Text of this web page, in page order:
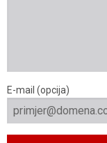
E-mail (opcija)